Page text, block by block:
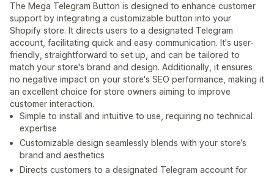
The Mega Telegram Button is designed to enhance customer
support by integrating a customizable button into your
Shopify store. It directs users to a designated Telegram
account, facilitating quick and easy communication. It's user-
friendly, straightforward to set up, and can be tailored to
match your store's brand and design. Additionally, it ensures
no negative impact on your store's SEO performance, making it
an excellent choice for store owners aiming to improve
customer interaction.
Simple to install and intuitive to use, requiring no technical
expertise
Customizable design seamlessly blends with your store’s
brand and aesthetics
Directs customers to a designated Telegram account for